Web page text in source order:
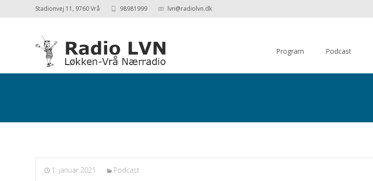
Stadionvej 11, 9760 Vrå 98981999 lvn@radiolvn.dk
Program Podcast
1. januar 2021 Podcast